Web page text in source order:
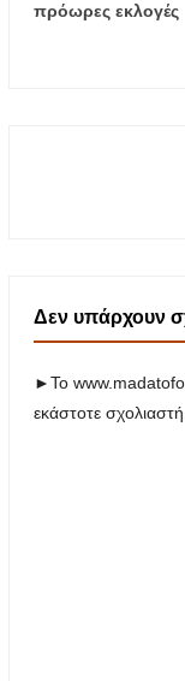
πρόωρες εκλογές
Δεν υπάρχουν
►Το
εκάστοτε